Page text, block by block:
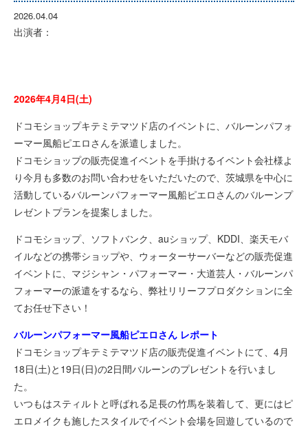
2026.04.04
出演者：
2026年4月4日(土)
ドコモショップキテミテマツド店のイベントに、バルーンパフォ
ーマー風船ピエロさんを派遣しました。
ドコモショップの販売促進イベントを手掛けるイベント会社様よ
り今月も多数のお問い合わせをいただいたので、茨城県を中心に
活動しているバルーンパフォーマー風船ピエロさんのバルーンプ
レゼントプランを提案しました。
ドコモショップ、ソフトバンク、auショップ、KDDI、楽天モバ
イルなどの携帯ショップや、ウォーターサーバーなどの販売促進
イベントに、マジシャン・パフォーマー・大道芸人・バルーンパ
フォーマーの派遣をするなら、弊社リリーフプロダクションに全
てお任せ下さい！
バルーンパフォーマー風船ピエロさん レポート
ドコモショップキテミテマツド店の販売促進イベントにて、4月
18日(土)と19日(日)の2日間バルーンのプレゼントを行いまし
た。
いつもはスティルトと呼ばれる足長の竹馬を装着して、更にはピ
エロメイクも施したスタイルでイベント会場を回遊しているので